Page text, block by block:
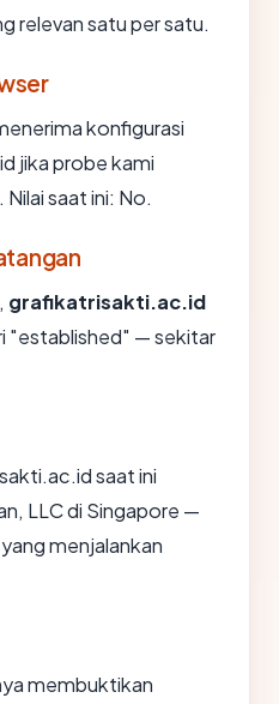
relevan satu per satu.
konfigurasi
jika probe kami
saat ini: No.
grafikatrisakti.ac.id
"established" — sekitar
saat ini
LLC di Singapore —
menjalankan
membuktikan